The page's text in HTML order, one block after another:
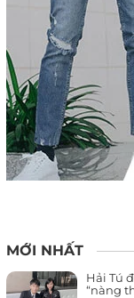
MỚI NHẤT
Hải Tú
“nàng